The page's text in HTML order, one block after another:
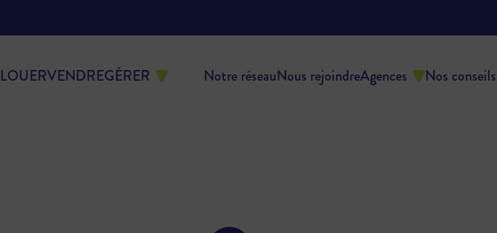
LOUERVENDREGÉRER Notre réseauNous rejoindreAgences Nos conseils